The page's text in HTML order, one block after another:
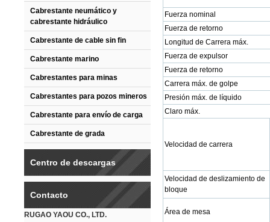
Cabrestante neumático y
cabrestante hidráulico
Cabrestante de cable sin fin
Cabrestante marino
Cabrestantes para minas
Cabrestantes para pozos mineros
Cabrestante para envío de carga
Cabrestante de grada
Centro de descargas
Contacto
RUGAO YAOU CO., LTD.
Fuerza nominal
Fuerza de retorno
Longitud de Carrera máx.
Fuerza de expulsor
Fuerza de retorno
Carrera máx. de golpe
Presión máx. de líquido
Claro máx.
Velocidad de carrera
Velocidad de deslizamiento de
bloque
Área de mesa